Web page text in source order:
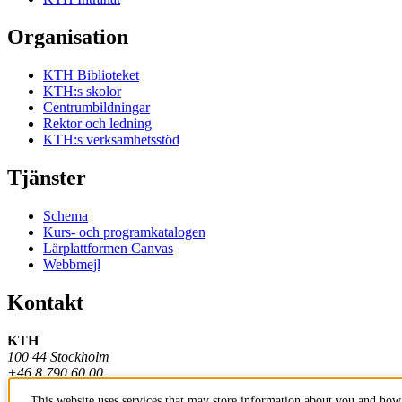
Organisation
KTH Biblioteket
KTH:s skolor
Centrumbildningar
Rektor och ledning
KTH:s verksamhetsstöd
Tjänster
Schema
Kurs- och programkatalogen
Lärplattformen Canvas
Webbmejl
Kontakt
KTH
100 44 Stockholm
+46 8 790 60 00